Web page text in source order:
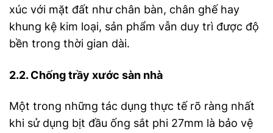
xúc với mặt đất như chân bàn, chân ghế hay
khung kệ kim loại, sản phẩm vẫn duy trì được độ
bền trong thời gian dài.
2.2. Chống trầy xước sàn nhà
Một trong những tác dụng thực tế rõ ràng nhất
khi sử dụng bịt đầu ống sắt phi 27mm là bảo vệ